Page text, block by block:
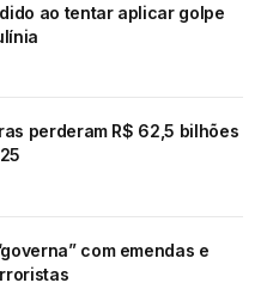
ao tentar aplicar golpe
perderam R$ 62,5 bilhões
com emendas e